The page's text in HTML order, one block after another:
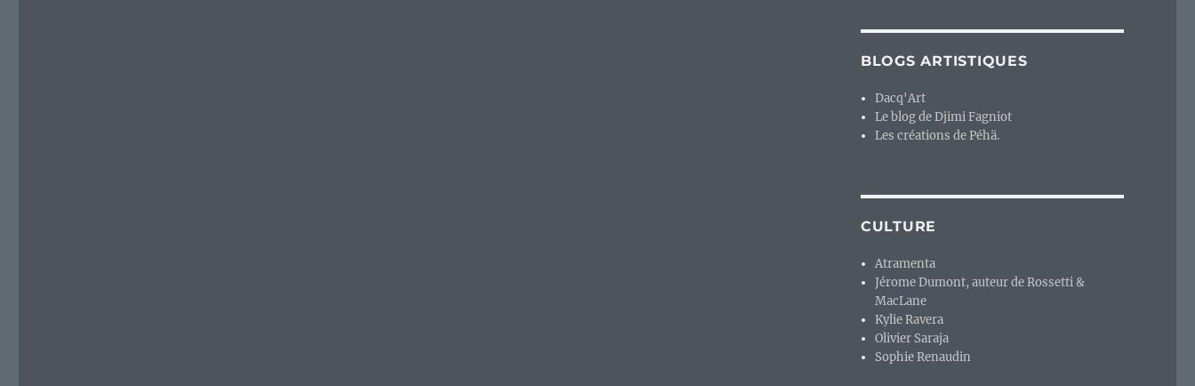
BLOGS ARTISTIQUES
Dacq'Art
Le blog de Djimi Fagniot
Les créations de Péhä.
CULTURE
Atramenta
Jérome Dumont, auteur de Rossetti &
MacLane
Kylie Ravera
Olivier Saraja
Sophie Renaudin